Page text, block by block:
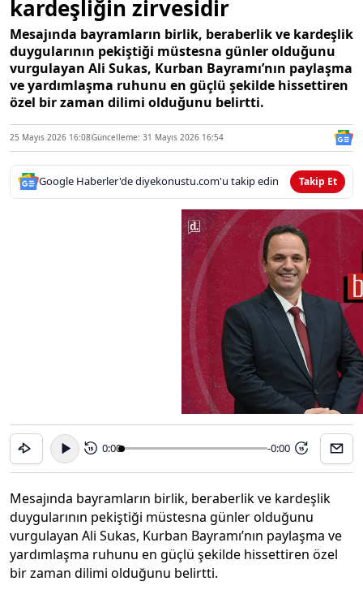
kardeşliğin zirvesidir
Mesajında bayramların birlik, beraberlik ve kardeşlik
duygularının pekiştiği müstesna günler olduğunu
vurgulayan Ali Sukas, Kurban Bayramı’nın paylaşma
ve yardımlaşma ruhunu en güçlü şekilde hissettiren
özel bir zaman dilimi olduğunu belirtti.
25 Mayıs 2026 16:08Güncelleme: 31 Mayıs 2026 16:54
Google Haberler'de diyekonustu.com'u takip edin Takip Et
15 0:00 -0:00 15
Mesajında bayramların birlik, beraberlik ve kardeşlik
duygularının pekiştiği müstesna günler olduğunu
vurgulayan Ali Sukas, Kurban Bayramı’nın paylaşma ve
yardımlaşma ruhunu en güçlü şekilde hissettiren özel
bir zaman dilimi olduğunu belirtti.